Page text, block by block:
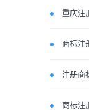
重庆注
商标注
注册商
商标注